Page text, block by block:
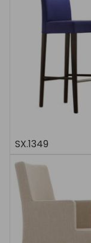
SX.1349